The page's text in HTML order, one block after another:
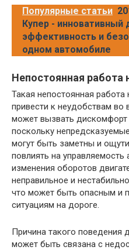
Популярные статьи
Купер - инновативный
эффективность и
одном автомобиле
Непостоянная работа
Такая непостоянная
привести к неудобствам
может вызвать дискомфорт
поскольку
могут быть заметны и
повлиять на управляемость
изменения оборотов
неправильное и
что может быть опасным и
ситуациям на дороге.
Причина такого поведения
может быть связана с